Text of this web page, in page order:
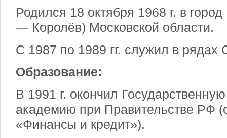
Родился 18 октября 1968 г. в
— Королёв) Московской области.
С 1987 по 1989 гг. служил в рядах
Образование:
В 1991 г. окончил
академию при Правительстве РФ
«Финансы и кредит»).